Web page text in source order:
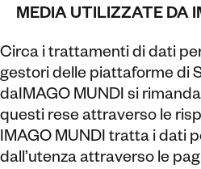
MEDIA UTILIZZATE DA
Circa i trattamenti di dati
gestori delle piattaforme di
daIMAGO MUNDI si
questi rese attraverso le
IMAGO MUNDI tratta i dati
dall’utenza attraverso le